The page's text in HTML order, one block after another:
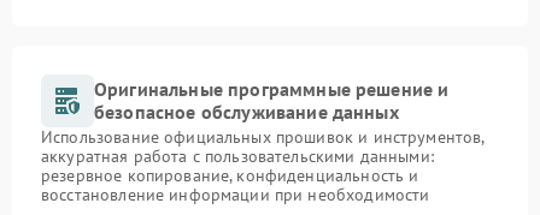
Оригинальные программные решение и
безопасное обслуживание данных
Использование официальных прошивок и инструментов,
аккуратная работа с пользовательскими данными:
резервное копирование, конфиденциальность и
восстановление информации при необходимости